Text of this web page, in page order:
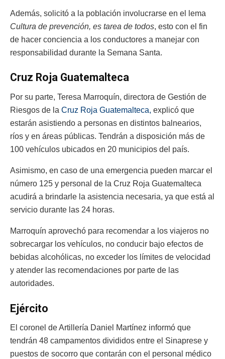
Además, solicitó a la población involucrarse en el lema
Cultura de prevención, es tarea de todos, esto con el fin
de hacer conciencia a los conductores a manejar con
responsabilidad durante la Semana Santa.
Cruz Roja Guatemalteca
Por su parte, Teresa Marroquín, directora de Gestión de
Riesgos de la Cruz Roja Guatemalteca, explicó que
estarán asistiendo a personas en distintos balnearios,
ríos y en áreas públicas. Tendrán a disposición más de
100 vehículos ubicados en 20 municipios del país.
Asimismo, en caso de una emergencia pueden marcar el
número 125 y personal de la Cruz Roja Guatemalteca
acudirá a brindarle la asistencia necesaria, ya que está al
servicio durante las 24 horas.
Marroquín aprovechó para recomendar a los viajeros no
sobrecargar los vehículos, no conducir bajo efectos de
bebidas alcohólicas, no exceder los límites de velocidad
y atender las recomendaciones por parte de las
autoridades.
Ejército
El coronel de Artillería Daniel Martínez informó que
tendrán 48 campamentos divididos entre el Sinaprese y
puestos de socorro que contarán con el personal médico